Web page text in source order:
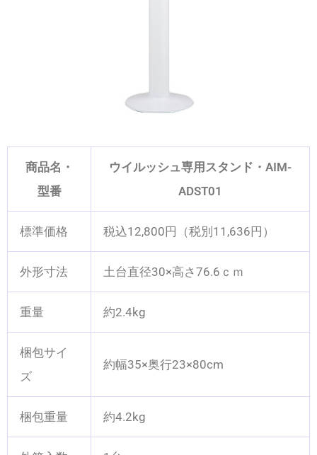
商品名・
型番
ウイルッシュ専用スタンド・AIM-
ADST01
標準価格 税込12,800円（税別11,636円）
外形寸法 土台直径30×高さ76.6ｃｍ
重量 約2.4kg
梱包サイ
ズ
約幅35×奥行23×80cm
梱包重量 約4.2kg